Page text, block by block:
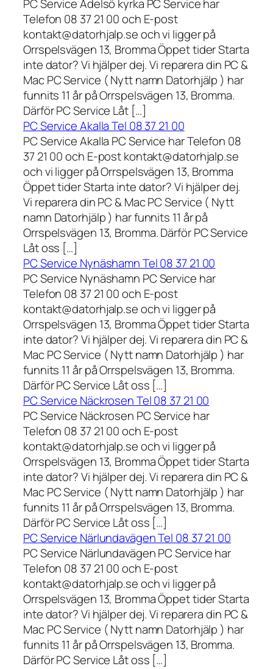
PC Service Adelsö kyrka PC Service har
Telefon 08 37 21 00 och E-post
kontakt@datorhjalp.se och vi ligger på
Orrspelsvägen 13, Bromma Öppet tider Starta
inte dator? Vi hjälper dej. Vi reparera din PC &
Mac PC Service ( Nytt namn Datorhjälp ) har
funnits 11 år på Orrspelsvägen 13, Bromma.
Därför PC Service Låt […]
PC Service Akalla Tel 08 37 21 00
PC Service Akalla PC Service har Telefon 08
37 21 00 och E-post kontakt@datorhjalp.se
och vi ligger på Orrspelsvägen 13, Bromma
Öppet tider Starta inte dator? Vi hjälper dej.
Vi reparera din PC & Mac PC Service ( Nytt
namn Datorhjälp ) har funnits 11 år på
Orrspelsvägen 13, Bromma. Därför PC Service
Låt oss […]
PC Service Nynäshamn Tel 08 37 21 00
PC Service Nynäshamn PC Service har
Telefon 08 37 21 00 och E-post
kontakt@datorhjalp.se och vi ligger på
Orrspelsvägen 13, Bromma Öppet tider Starta
inte dator? Vi hjälper dej. Vi reparera din PC &
Mac PC Service ( Nytt namn Datorhjälp ) har
funnits 11 år på Orrspelsvägen 13, Bromma.
Därför PC Service Låt oss […]
PC Service Näckrosen Tel 08 37 21 00
PC Service Näckrosen PC Service har
Telefon 08 37 21 00 och E-post
kontakt@datorhjalp.se och vi ligger på
Orrspelsvägen 13, Bromma Öppet tider Starta
inte dator? Vi hjälper dej. Vi reparera din PC &
Mac PC Service ( Nytt namn Datorhjälp ) har
funnits 11 år på Orrspelsvägen 13, Bromma.
Därför PC Service Låt oss […]
PC Service Närlundavägen Tel 08 37 21 00
PC Service Närlundavägen PC Service har
Telefon 08 37 21 00 och E-post
kontakt@datorhjalp.se och vi ligger på
Orrspelsvägen 13, Bromma Öppet tider Starta
inte dator? Vi hjälper dej. Vi reparera din PC &
Mac PC Service ( Nytt namn Datorhjälp ) har
funnits 11 år på Orrspelsvägen 13, Bromma.
Därför PC Service Låt oss […]